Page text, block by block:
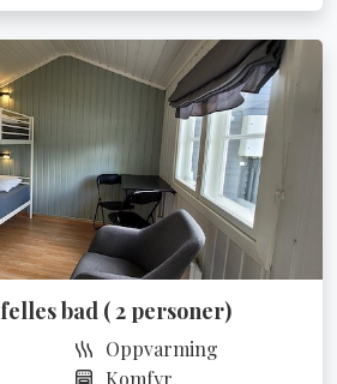
bad ( 2 personer)
Oppvarming
Komfyr